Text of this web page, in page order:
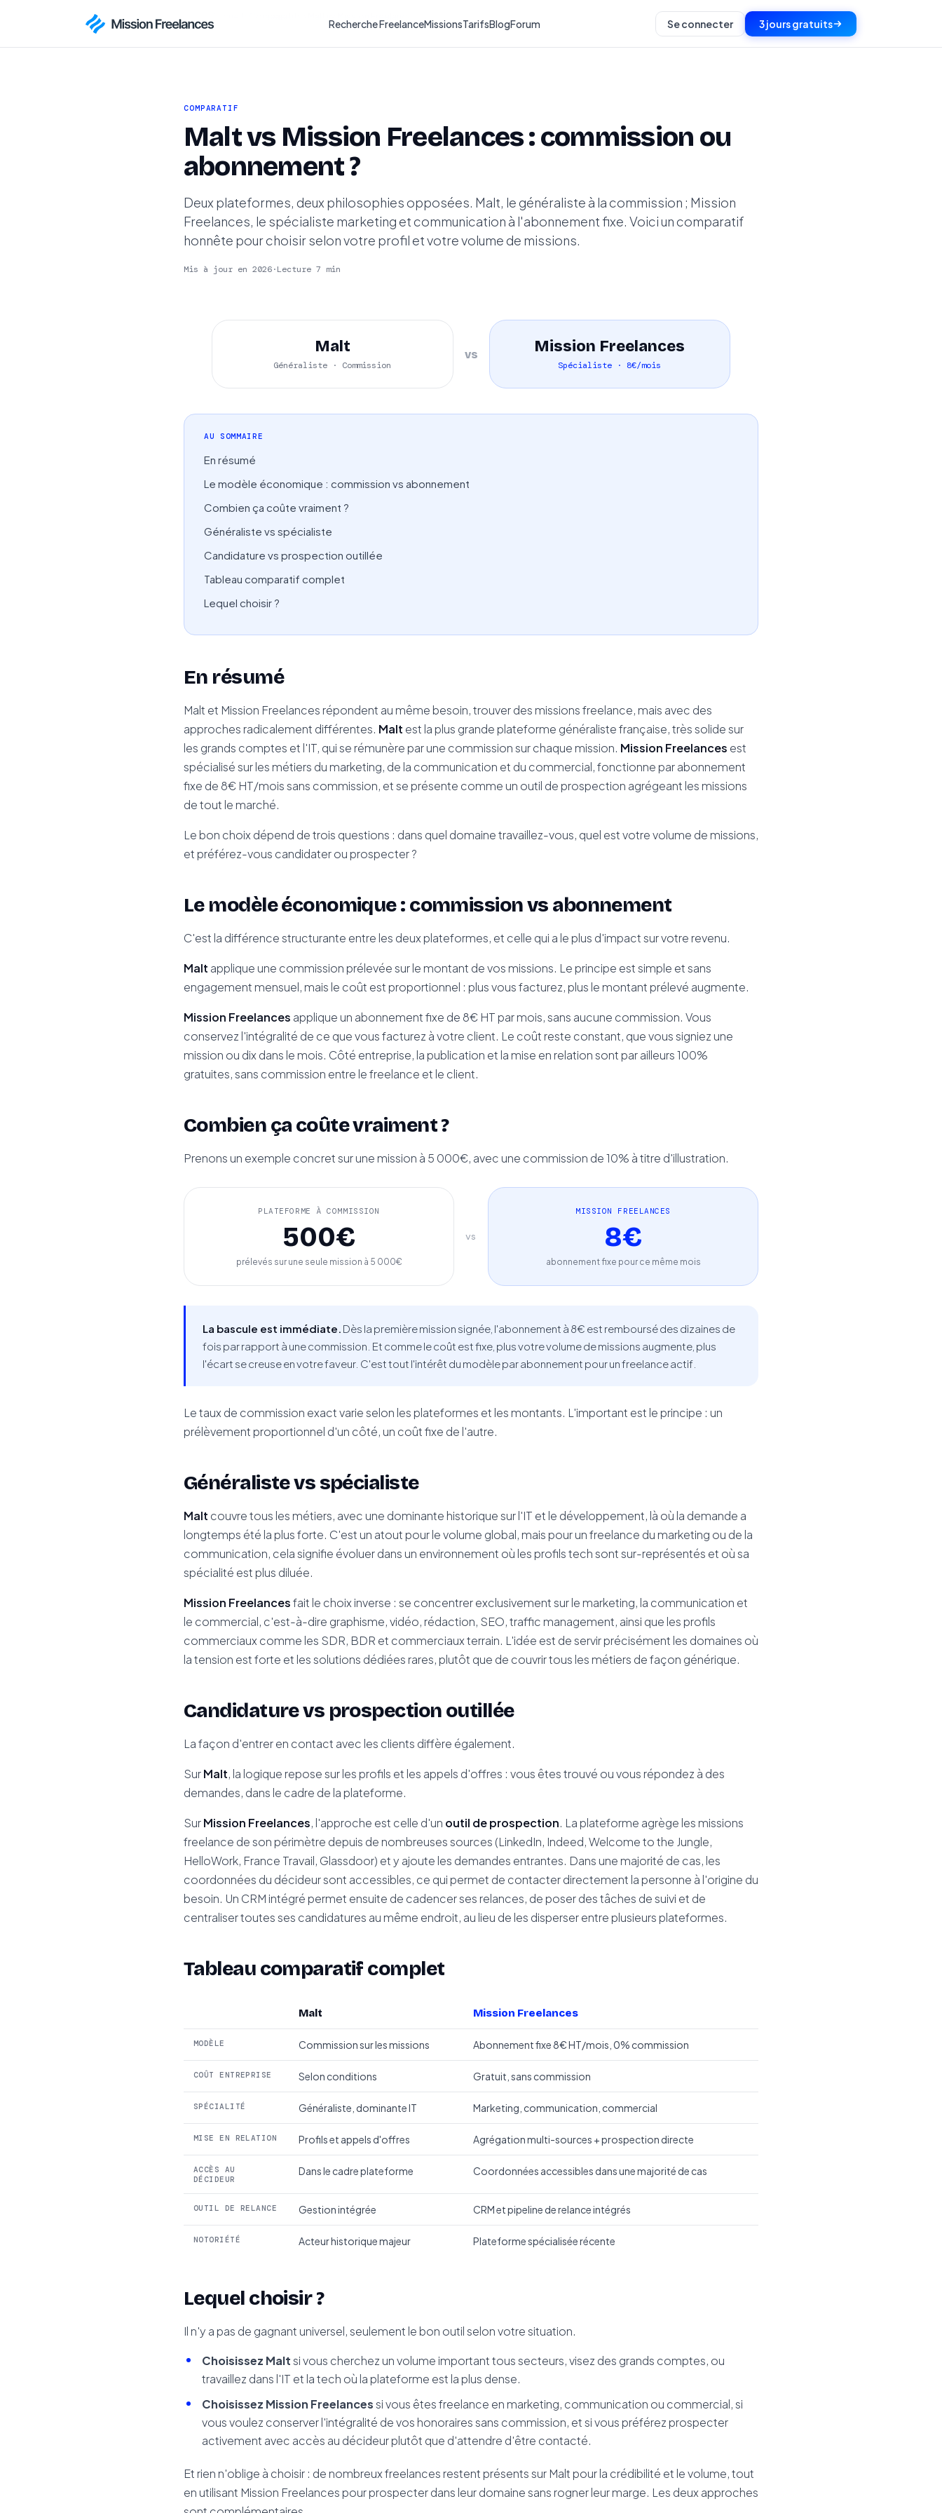
Recherche FreelanceMissionsTarifsBlogForum Se connecter 3 jours gratuits
COMPARATIF
Malt vs Mission Freelances : commission ou
abonnement ?
Deux plateformes, deux philosophies opposées. Malt, le généraliste à la commission ; Mission
Freelances, le spécialiste marketing et communication à l'abonnement fixe. Voici un comparatif
honnête pour choisir selon votre profil et votre volume de missions.
Mis à jour en 2026·Lecture 7 min
Malt
Généraliste · Commission
vs Mission Freelances
Spécialiste · 8€/mois
AU SOMMAIRE
En résumé
Le modèle économique : commission vs abonnement
Combien ça coûte vraiment ?
Généraliste vs spécialiste
Candidature vs prospection outillée
Tableau comparatif complet
Lequel choisir ?
En résumé
Malt et Mission Freelances répondent au même besoin, trouver des missions freelance, mais avec des
approches radicalement différentes. Malt est la plus grande plateforme généraliste française, très solide sur
les grands comptes et l'IT, qui se rémunère par une commission sur chaque mission. Mission Freelances est
spécialisé sur les métiers du marketing, de la communication et du commercial, fonctionne par abonnement
fixe de 8€ HT/mois sans commission, et se présente comme un outil de prospection agrégeant les missions
de tout le marché.
Le bon choix dépend de trois questions : dans quel domaine travaillez-vous, quel est votre volume de missions,
et préférez-vous candidater ou prospecter ?
Le modèle économique : commission vs abonnement
C'est la différence structurante entre les deux plateformes, et celle qui a le plus d'impact sur votre revenu.
Malt applique une commission prélevée sur le montant de vos missions. Le principe est simple et sans
engagement mensuel, mais le coût est proportionnel : plus vous facturez, plus le montant prélevé augmente.
Mission Freelances applique un abonnement fixe de 8€ HT par mois, sans aucune commission. Vous
conservez l'intégralité de ce que vous facturez à votre client. Le coût reste constant, que vous signiez une
mission ou dix dans le mois. Côté entreprise, la publication et la mise en relation sont par ailleurs 100%
gratuites, sans commission entre le freelance et le client.
Combien ça coûte vraiment ?
Prenons un exemple concret sur une mission à 5 000€, avec une commission de 10% à titre d'illustration.
PLATEFORME À COMMISSION
500€
prélevés sur une seule mission à 5 000€
vs
MISSION FREELANCES
8€
abonnement fixe pour ce même mois
La bascule est immédiate. Dès la première mission signée, l'abonnement à 8€ est remboursé des dizaines de
fois par rapport à une commission. Et comme le coût est fixe, plus votre volume de missions augmente, plus
l'écart se creuse en votre faveur. C'est tout l'intérêt du modèle par abonnement pour un freelance actif.
Le taux de commission exact varie selon les plateformes et les montants. L'important est le principe : un
prélèvement proportionnel d'un côté, un coût fixe de l'autre.
Généraliste vs spécialiste
Malt couvre tous les métiers, avec une dominante historique sur l'IT et le développement, là où la demande a
longtemps été la plus forte. C'est un atout pour le volume global, mais pour un freelance du marketing ou de la
communication, cela signifie évoluer dans un environnement où les profils tech sont sur-représentés et où sa
spécialité est plus diluée.
Mission Freelancesfait le choix inverse : se concentrer exclusivement sur le marketing, la communication et
le commercial, c'est-à-dire graphisme, vidéo, rédaction, SEO, traffic management, ainsi que les profils
commerciaux comme les SDR, BDR et commerciaux terrain. L'idée est de servir précisément les domaines où
la tension est forte et les solutions dédiées rares, plutôt que de couvrir tous les métiers de façon générique.
Candidature vs prospection outillée
La façon d'entrer en contact avec les clients diffère également.
SurMalt, la logique repose sur les profils et les appels d'offres : vous êtes trouvé ou vous répondez à des
demandes, dans le cadre de la plateforme.
SurMission Freelances, l'approche est celle d'un outil de prospection. La plateforme agrège les missions
freelance de son périmètre depuis de nombreuses sources (LinkedIn, Indeed, Welcome to the Jungle,
HelloWork, France Travail, Glassdoor) et y ajoute les demandes entrantes. Dans une majorité de cas, les
coordonnées du décideur sont accessibles, ce qui permet de contacter directement la personne à l'origine du
besoin. Un CRM intégré permet ensuite de cadencer ses relances, de poser des tâches de suivi et de
centraliser toutes ses candidatures au même endroit, au lieu de les disperser entre plusieurs plateformes.
Tableau comparatif complet
Malt Mission Freelances
MODÈLE Commission sur les missions Abonnement fixe 8€ HT/mois, 0% commission
COÛT ENTREPRISE Selon conditions Gratuit, sans commission
SPÉCIALITÉ Généraliste, dominante IT Marketing, communication, commercial
MISE EN RELATION Profils et appels d'offres Agrégation multi-sources + prospection directe
ACCÈS AU
DÉCIDEUR
Dans le cadre plateforme Coordonnées accessibles dans une majorité de cas
OUTIL DE RELANCE Gestion intégrée CRM et pipeline de relance intégrés
NOTORIÉTÉ Acteur historique majeur Plateforme spécialisée récente
Lequel choisir ?
Il n'y a pas de gagnant universel, seulement le bon outil selon votre situation.
Choisissez Maltsi vous cherchez un volume important tous secteurs, visez des grands comptes, ou
travaillez dans l'IT et la tech où la plateforme est la plus dense.
Choisissez Mission Freelancessi vous êtes freelance en marketing, communication ou commercial, si
vous voulez conserver l'intégralité de vos honoraires sans commission, et si vous préférez prospecter
activement avec accès au décideur plutôt que d'attendre d'être contacté.
Et rien n'oblige à choisir : de nombreux freelances restent présents sur Malt pour la crédibilité et le volume, tout
en utilisant Mission Freelances pour prospecter dans leur domaine sans rogner leur marge. Les deux approches